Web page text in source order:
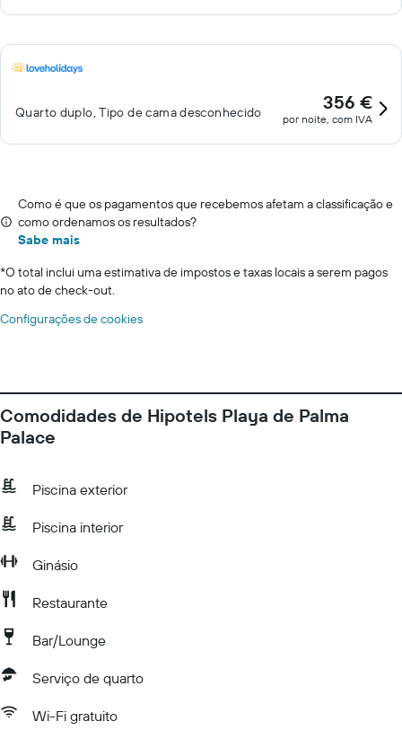
Quarto duplo, Tipo de cama desconhecido 356 €
por noite, com IVA
Como é que os pagamentos que recebemos afetam a classificação e
como ordenamos os resultados?
Sabe mais
*O total inclui uma estimativa de impostos e taxas locais a serem pagos
no ato de check-out.
Configurações de cookies
Comodidades de Hipotels Playa de Palma
Palace
Piscina exterior
Piscina interior
Ginásio
Restaurante
Bar/Lounge
Serviço de quarto
Wi-Fi gratuito